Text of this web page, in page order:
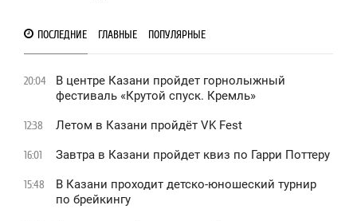
ПОСЛЕДНИЕ ГЛАВНЫЕ ПОПУЛЯРНЫЕ
20:04
В центре Казани пройдет горнолыжный
фестиваль «Крутой спуск. Кремль»
12:38 Летом в Казани пройдёт VK Fest
16:01 Завтра в Казани пройдет квиз по Гарри Поттеру
15:48
В Казани проходит детско-юношеский турнир
по брейкингу